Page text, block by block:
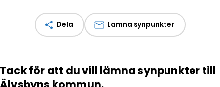
Dela Lämna synpunkter
Tack för att du vill lämna synpunkter till